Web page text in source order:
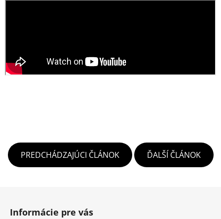
PREDCHÁDZAJÚCI ČLÁNOK ĎALŠÍ ČLÁNOK
Informácie pre vás